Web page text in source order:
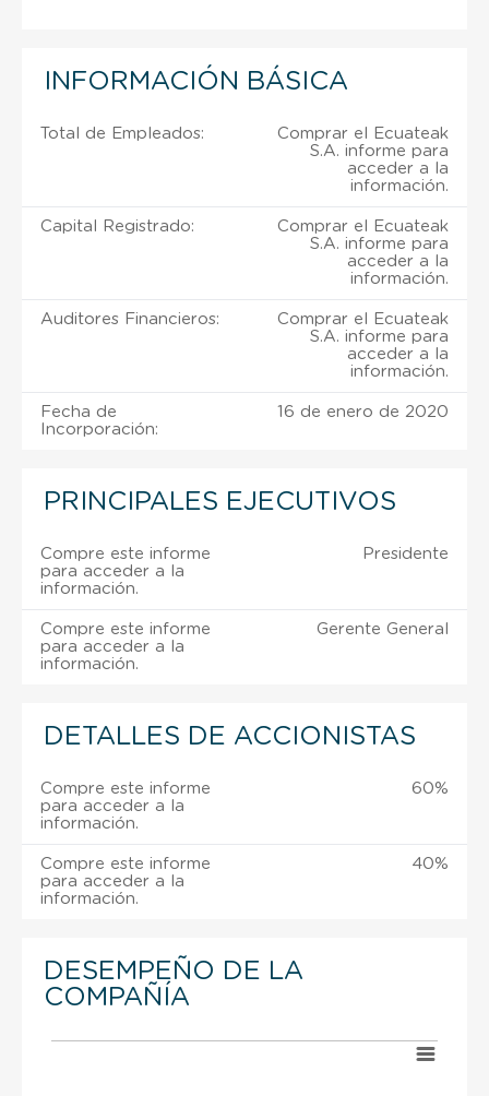
INFORMACIÓN BÁSICA
Total de Empleados:
Comprar el Ecuateak
S.A. informe para
acceder a la
información.
Capital Registrado:
Comprar el Ecuateak
S.A. informe para
acceder a la
información.
Auditores Financieros:
Comprar el Ecuateak
S.A. informe para
acceder a la
información.
Fecha de
Incorporación:
16 de enero de 2020
PRINCIPALES EJECUTIVOS
Compre este informe
para acceder a la
información.
Presidente
Compre este informe
para acceder a la
información.
Gerente General
DETALLES DE ACCIONISTAS
Compre este informe
para acceder a la
información.
60%
Compre este informe
para acceder a la
información.
40%
DESEMPEÑO DE LA
COMPAÑÍA